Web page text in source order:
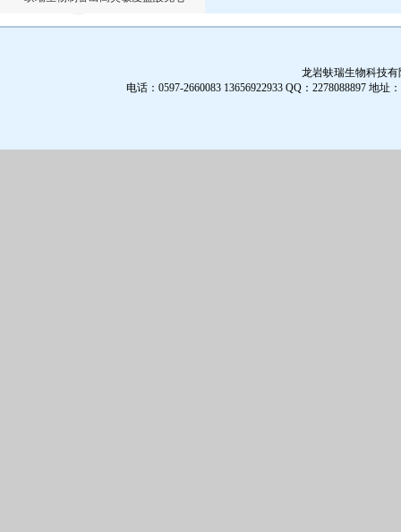
龙岩蚨瑞生物科技
电话：0597-2660083 13656922933 QQ：2278088897 地